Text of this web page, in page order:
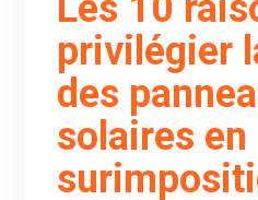
privilégier
des
solaires en